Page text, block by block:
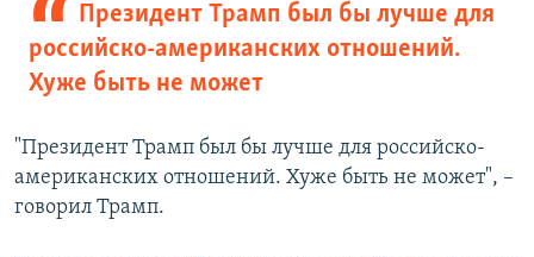
Президент Трамп был бы лучше для
российско-американских отношений.
Хуже быть не может
"Президент Трамп был бы лучше для российско-
американских отношений. Хуже быть не может", –
говорил Трамп.